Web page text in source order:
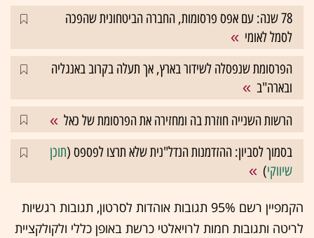
78 שנה: עם אפס פרסומות, החברה הביטחונית שהפכה
לסמל לאומי
הפרסומת שנפסלה לשידור בארץ, אך תעלה בקרוב באנגליה
ובארה"ב
הרשות השנייה חוזרת בה ומחזירה את הפרסומת של כאל
בסמוך לסביון: ההזדמנות הנדל"נית שלא תרצו לפספס (תוכן
שיווקי)
הקמפיין רשם 95% תגובות אוהדות לסרטון, תגובות רגשיות
לריטה ותגובות חמות לרויאלטי כרשת באופן כללי ולקולקציית